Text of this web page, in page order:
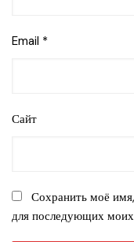
Email *
Сайт
Сохранить моё
для последующих